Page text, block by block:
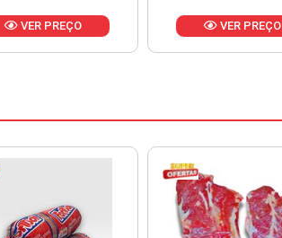
VER PREÇO VER PREÇO